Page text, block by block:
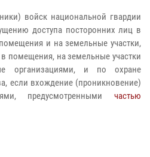
войск национальной гвардии
доступа посторонних лиц в
и на земельные участки,
помещения, на земельные участки
организациями, и по охране
если вхождение (проникновение)
предусмотренными частью